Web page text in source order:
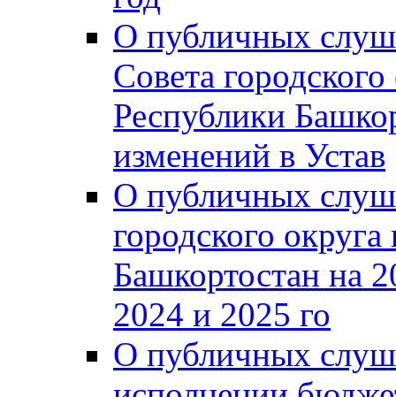
О публичных
Совета
Республики
изменений в Устав
О публичных
городского
Башкортостан на
2024 и 2025 го
О публичных